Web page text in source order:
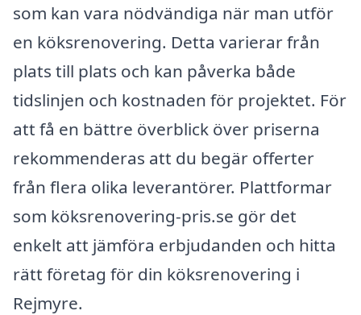
som kan vara nödvändiga när man utför
en köksrenovering. Detta varierar från
plats till plats och kan påverka både
tidslinjen och kostnaden för projektet. För
att få en bättre överblick över priserna
rekommenderas att du begär offerter
från flera olika leverantörer. Plattformar
som köksrenovering-pris.se gör det
enkelt att jämföra erbjudanden och hitta
rätt företag för din köksrenovering i
Rejmyre.